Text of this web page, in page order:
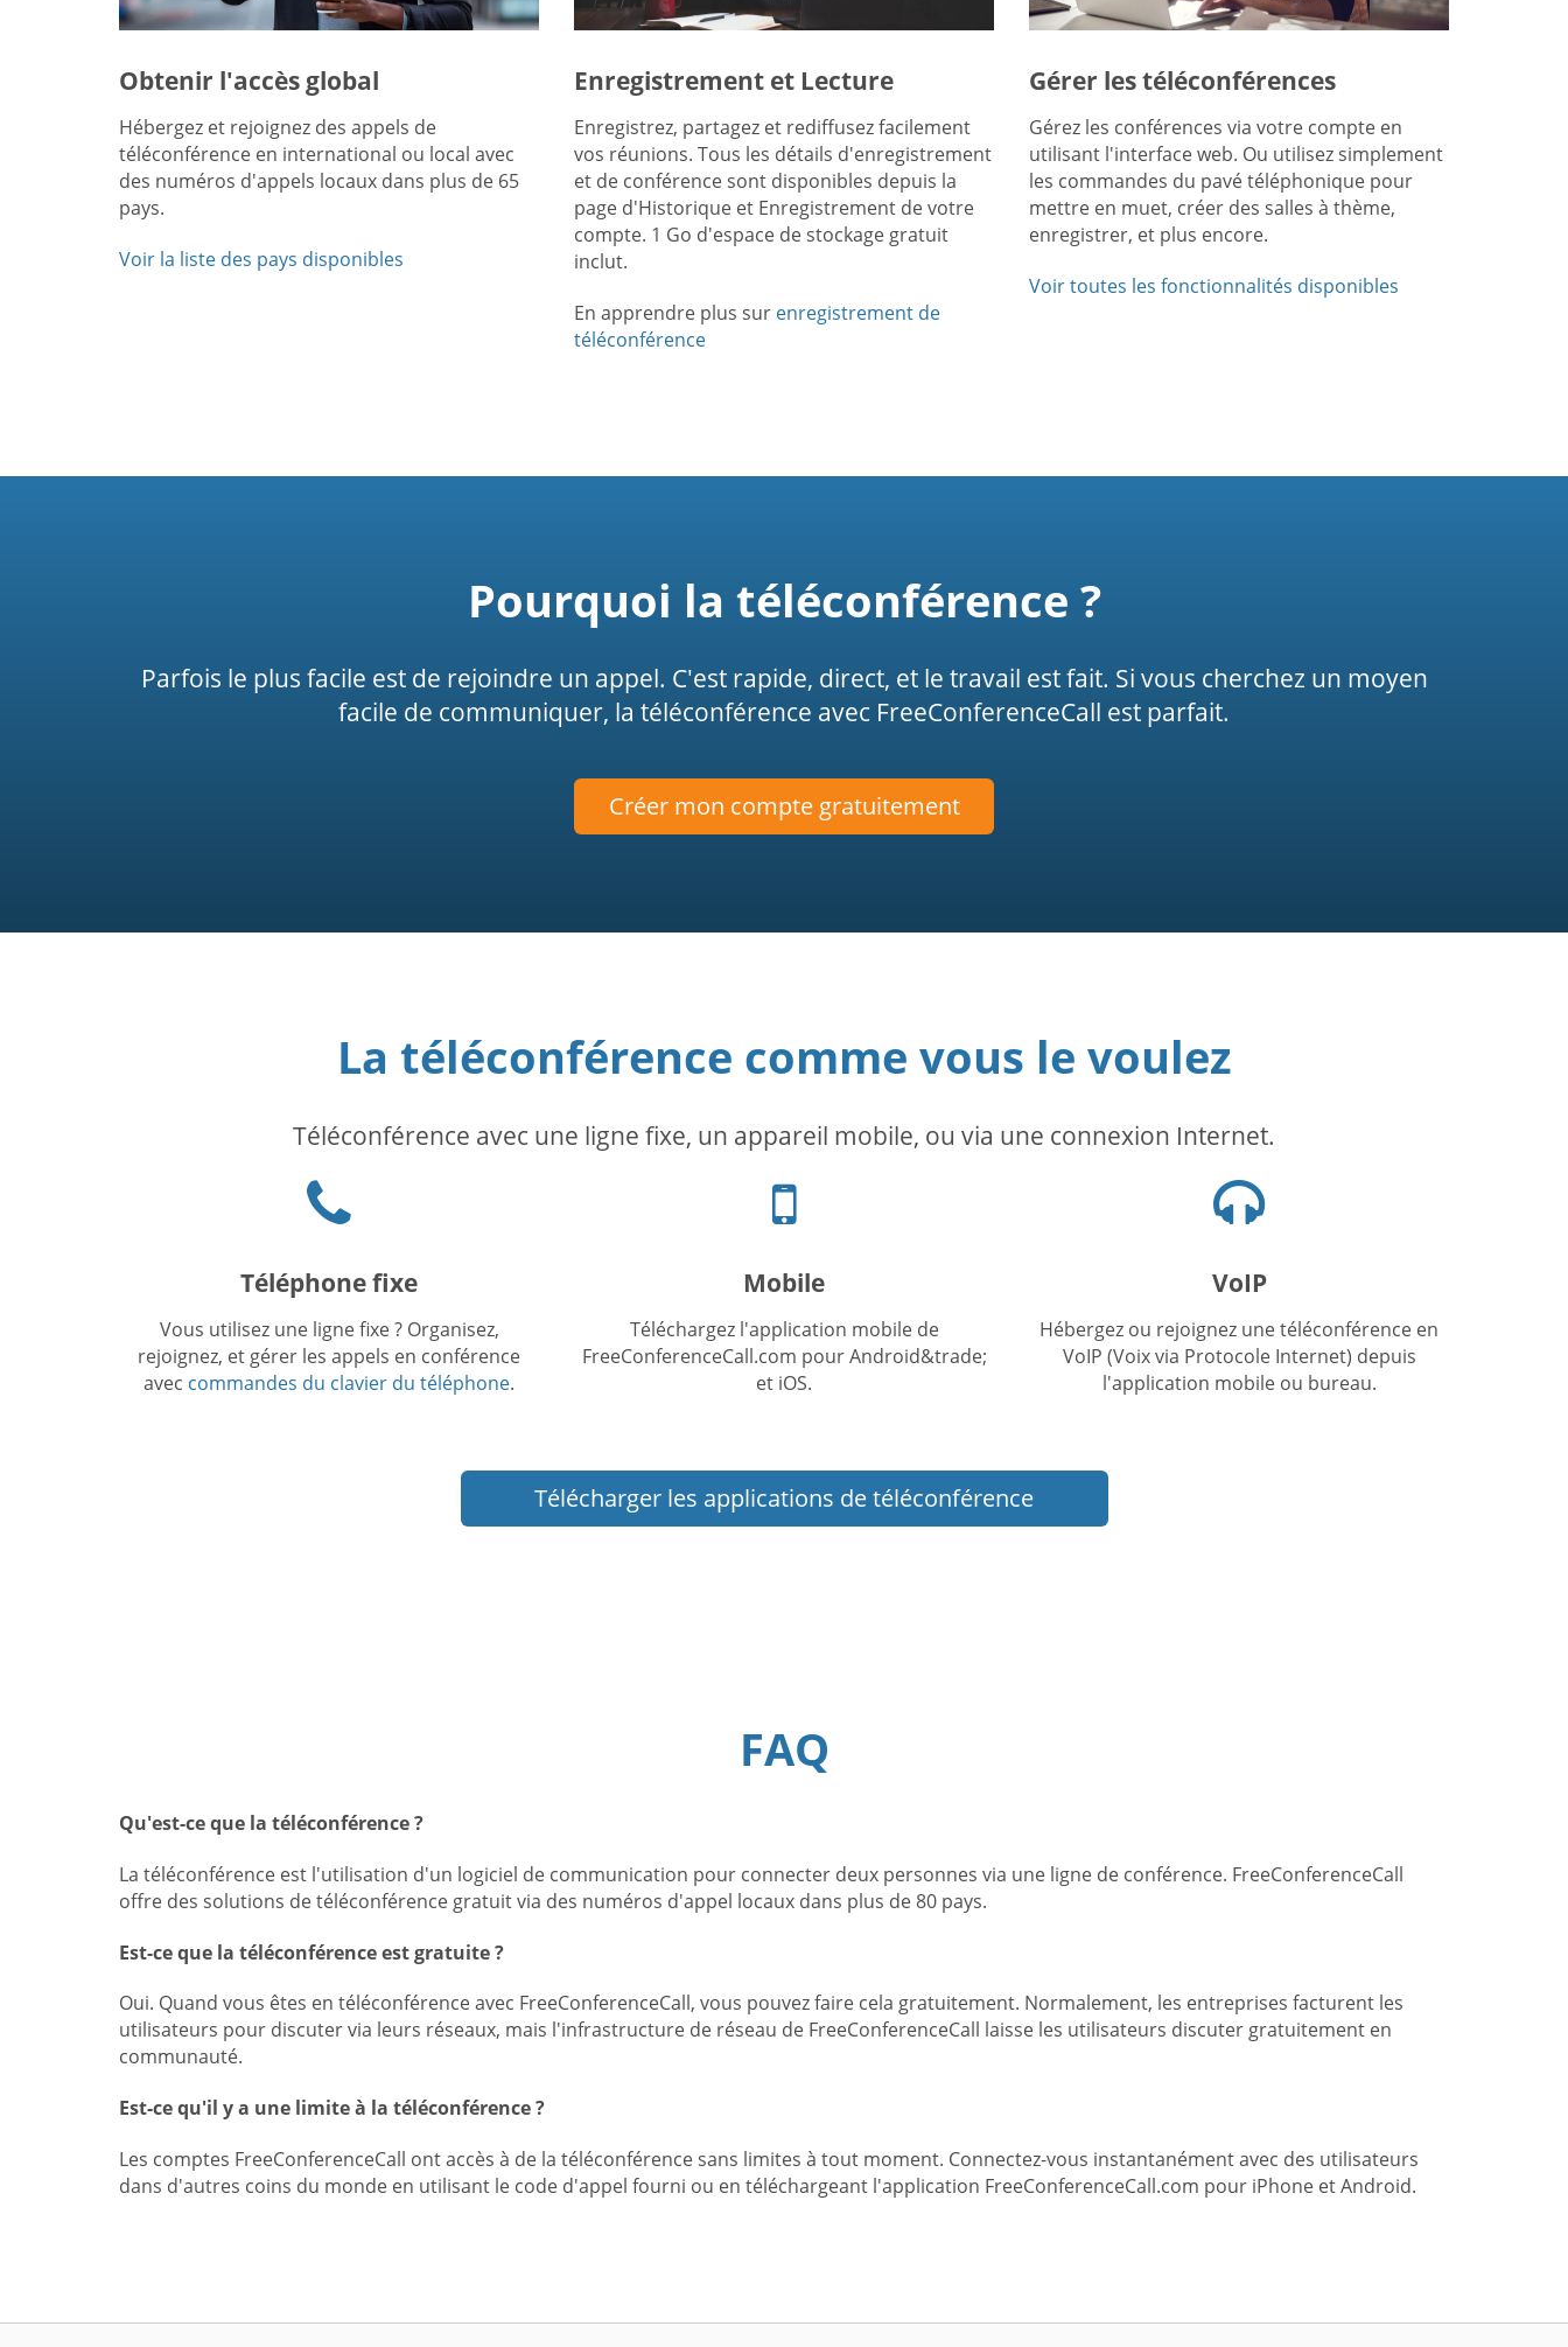
Obtenir l'accès global
Hébergez et rejoignez des appels de
téléconférence en international ou local avec
des numéros d'appels locaux dans plus de 65
pays.
Voir la liste des pays disponibles
Enregistrement et Lecture
Enregistrez, partagez et rediffusez facilement
vos réunions. Tous les détails d'enregistrement
et de conférence sont disponibles depuis la
page d'Historique et Enregistrement de votre
compte. 1 Go d'espace de stockage gratuit
inclut.
En apprendre plus sur enregistrement de
téléconférence
Gérer les téléconférences
Gérez les conférences via votre compte en
utilisant l'interface web. Ou utilisez simplement
les commandes du pavé téléphonique pour
mettre en muet, créer des salles à thème,
enregistrer, et plus encore.
Voir toutes les fonctionnalités disponibles
Pourquoi la téléconférence ?
Parfois le plus facile est de rejoindre un appel. C'est rapide, direct, et le travail est fait. Si vous cherchez un moyen
facile de communiquer, la téléconférence avec FreeConferenceCall est parfait.
Créer mon compte gratuitement
La téléconférence comme vous le voulez
Téléconférence avec une ligne fixe, un appareil mobile, ou via une connexion Internet.
icon
Téléphone fixe
Vous utilisez une ligne fixe ? Organisez,
rejoignez, et gérer les appels en conférence
avec commandes du clavier du téléphone.
Icône
du
portable
Mobile
Téléchargez l'application mobile de
FreeConferenceCall.com pour Android&trade;
et iOS.
du
VoIP
Hébergez ou rejoignez une téléconférence en
VoIP (Voix via Protocole Internet) depuis
l'application mobile ou bureau.
Télécharger les applications de téléconférence
FAQ
Qu'est-ce que la téléconférence ?
La téléconférence est l'utilisation d'un logiciel de communication pour connecter deux personnes via une ligne de conférence. FreeConferenceCall
offre des solutions de téléconférence gratuit via des numéros d'appel locaux dans plus de 80 pays.
Est-ce que la téléconférence est gratuite ?
Oui. Quand vous êtes en téléconférence avec FreeConferenceCall, vous pouvez faire cela gratuitement. Normalement, les entreprises facturent les
utilisateurs pour discuter via leurs réseaux, mais l'infrastructure de réseau de FreeConferenceCall laisse les utilisateurs discuter gratuitement en
communauté.
Est-ce qu'il y a une limite à la téléconférence ?
Les comptes FreeConferenceCall ont accès à de la téléconférence sans limites à tout moment. Connectez-vous instantanément avec des utilisateurs
dans d'autres coins du monde en utilisant le code d'appel fourni ou en téléchargeant l'application FreeConferenceCall.com pour iPhone et Android.